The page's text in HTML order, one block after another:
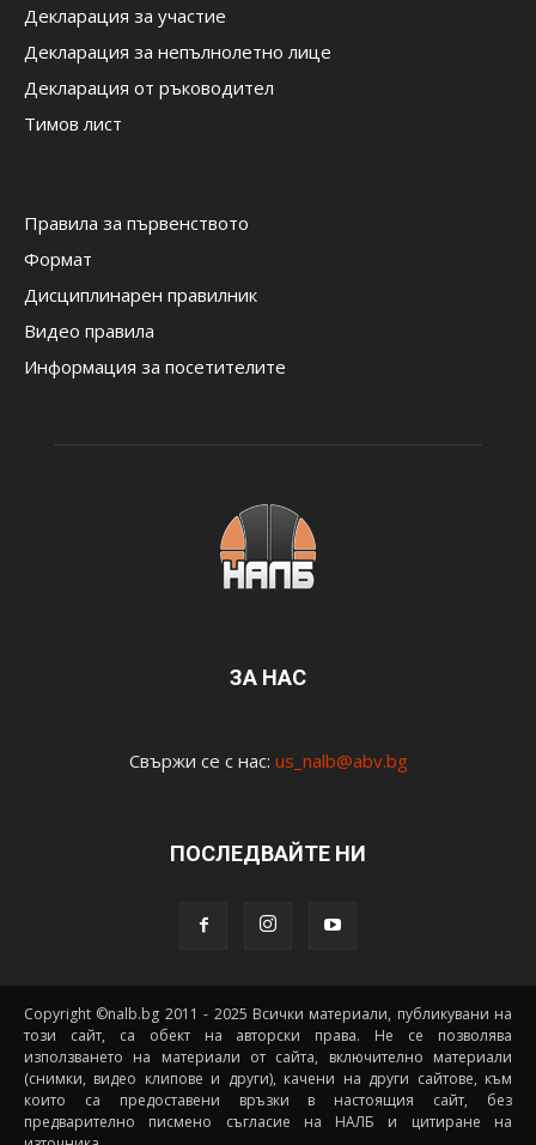
Декларация за участие
Декларация за непълнолетно лице
Декларация от ръководител
Тимов лист
Правила за първенството
Формат
Дисциплинарен правилник
Видео правила
Информация за посетителите
ЗА НАС
Свържи се с нас: us_nalb@abv.bg
ПОСЛЕДВАЙТЕ НИ
Copyright ©nalb.bg 2011 - 2025 Всички материали, публикувани на
този сайт, са обект на авторски права. Не се позволява
използването на материали от сайта, включително материали
(снимки, видео клипове и други), качени на други сайтове, към
които са предоставени връзки в настоящия сайт, без
предварително писмено съгласие на НАЛБ и цитиране на